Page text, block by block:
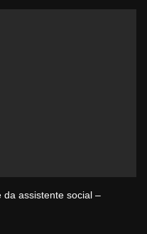
assistente social –